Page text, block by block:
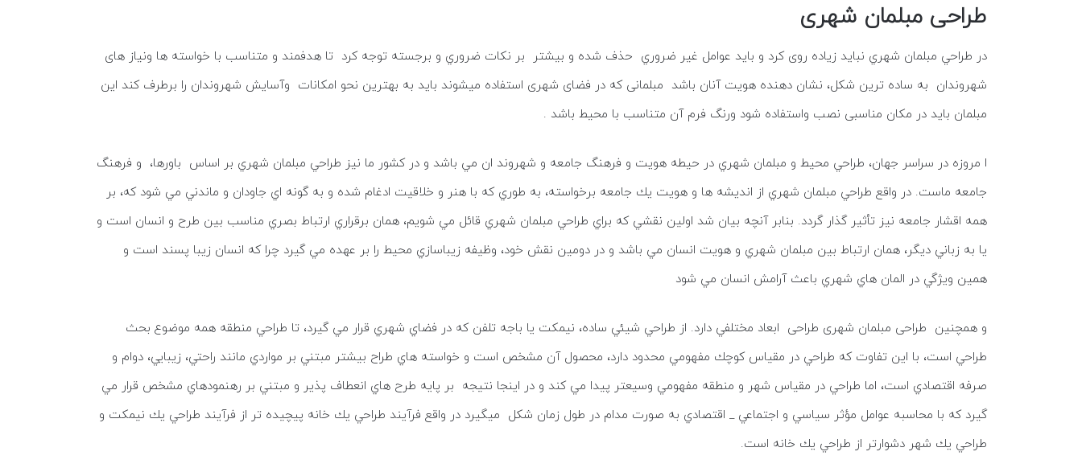
طراحی مبلمان شهری
در طراحي مبلمان شهري نباید زیاده روی کرد و بايد عوامل غير ضروري حذف شده و بیشتر بر نكات ضروري و برجسته توجه کرد تا هدفمند و متناسب با خواسته ها ونیاز های
شهروندان به ساده ترين شكل، نشان دهنده هویت آنان باشد مبلمانی که در فضای شهری استفاده میشوند باید به بهترین نحو امکانات وآسایش شهروندان را برطرف کند این
مبلمان باید در مکان مناسبی نصب واستفاده شود ورنگ فرم آن متناسب با محیط باشد .
ا مروزه در سراسر جهان، طراحي محيط و مبلمان شهري در حيطه هويت و فرهنگ جامعه و شهروند ان مي باشد و در كشور ما نيز طراحي مبلمان شهري بر اساس باورها، و فرهنگ
جامعه ماست. در واقع طراحي مبلمان شهري از انديشه ها و هويت يك جامعه برخواسته، به طوري كه با هنر و خلاقيت ادغام شده و به گونه اي جاودان و ماندني مي شود كه، بر
همه اقشار جامعه نيز تأثير گذار گردد. بنابر آنچه بيان شد اولين نقشي كه براي طراحي مبلمان شهري قائل مي شويم، همان برقراري ارتباط بصري مناسب بين طرح و انسان است و
يا به زباني ديگر، همان ارتباط بين مبلمان شهري و هويت انسان مي باشد و در دومين نقش خود، وظيفه زيباسازي محيط را بر عهده مي گيرد چرا كه انسان زيبا پسند است و
همين ويژگي در المان هاي شهري باعث آرامش انسان مي شود
و همچنین طراحی مبلمان شهری طراحی ابعاد مختلفي دارد. از طراحي شيئي ساده، نيمكت يا باجه تلفن كه در فضاي شهري قرار مي گيرد، تا طراحي منطقه همه موضوع بحث
طراحي است، با اين تفاوت كه طراحي در مقياس كوچك مفهومي محدود دارد، محصول آن مشخص است و خواسته هاي طراح بيشتر مبتني بر مواردي مانند راحتي، زيبايي، دوام و
صرفه اقتصادي است، اما طراحي در مقياس شهر و منطقه مفهومي وسيعتر پيدا مي كند و در اينجا نتيجه بر پايه طرح هاي انعطاف پذير و مبتني بر رهنمودهاي مشخص قرار مي
گيرد كه با محاسبه عوامل مؤثر سياسي و اجتماعي _ اقتصادي به صورت مدام در طول زمان شكل میگیرد در واقع فرآيند طراحي يك خانه پيچيده تر از فرآيند طراحي يك نيمكت و
طراحي يك شهر دشوارتر از طراحي يك خانه است.